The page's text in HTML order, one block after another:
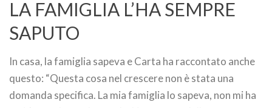
LA FAMIGLIA L’HA SEMPRE
SAPUTO
In casa, la famiglia sapeva e Carta ha raccontato anche
questo: “Questa cosa nel crescere non è stata una
domanda specifica. La mia famiglia lo sapeva, non mi ha